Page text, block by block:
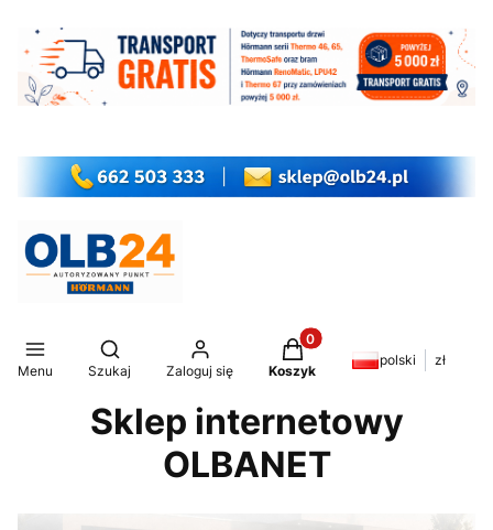
Menu
Otwórz wyszukiwarkę
Szukaj Zaloguj się
Produkty w koszyku: 0.
Koszyk
polski zł
Sklep internetowy
OLBANET